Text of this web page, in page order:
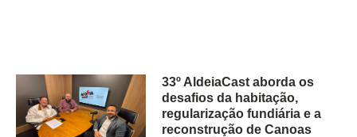
33º AldeiaCast aborda os
desafios da habitação,
regularização fundiária e a
reconstrução de Canoas